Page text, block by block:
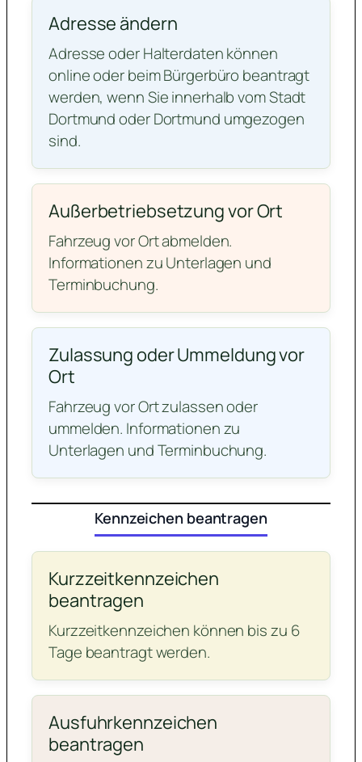
Adresse ändern
Adresse oder Halterdaten können
online oder beim Bürgerbüro beantragt
werden, wenn Sie innerhalb vom Stadt
Dortmund oder Dortmund umgezogen
sind.
Außerbetriebsetzung vor Ort
Fahrzeug vor Ort abmelden.
Informationen zu Unterlagen und
Terminbuchung.
Zulassung oder Ummeldung vor
Ort
Fahrzeug vor Ort zulassen oder
ummelden. Informationen zu
Unterlagen und Terminbuchung.
Kennzeichen beantragen
Kurzzeitkennzeichen
beantragen
Kurzzeitkennzeichen können bis zu 6
Tage beantragt werden.
Ausfuhrkennzeichen
beantragen